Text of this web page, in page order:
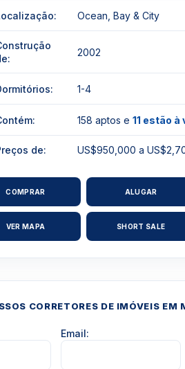
Ocean, Bay & City
2002
1-4
158 aptos e11 estão à
de: US$950,000 a
COMPRAR ALUGAR
VER MAPA SHORT SALE
CORRETORES DE IMÓVEIS EM
Email: